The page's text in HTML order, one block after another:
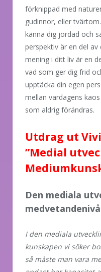
förknippad med
gudinnor, eller
känna dig jordad och
perspektiv är en del
mening i ditt liv är en
vad som ger dig frid
upptäcka din egen
mellan vardagens
som aldrig förändras.
Utdrag ut
”Medial
Den mediala
medvetandenivå
I den mediala
kunskapen vi söker
så måste man vara